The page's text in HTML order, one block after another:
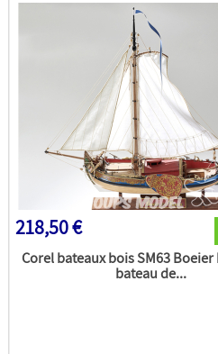
218,50 €
Corel bateaux bois SM63
bateau de...